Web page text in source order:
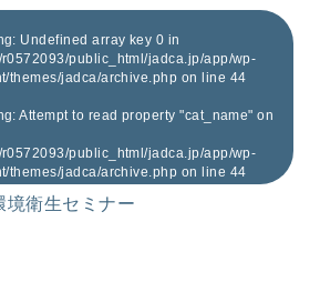
: Undefined array key 0 in
r0572093/public_html/jadca.jp/app/wp-
themes/jadca/archive.php on line 44
: Attempt to read property "cat_name" on
r0572093/public_html/jadca.jp/app/wp-
themes/jadca/archive.php on line 44
境衛生セミナー